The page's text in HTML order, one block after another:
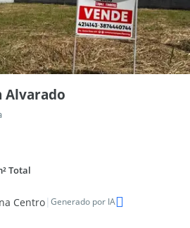
Alvarado
Total
Centro| Generado por IA